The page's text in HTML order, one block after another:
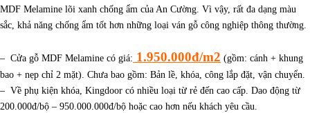
MDF Melamine lõi xanh chống ẩm của An Cường. Vì vậy, rất đa dạng màu
sắc, khả năng chống ẩm tốt hơn những loại ván gỗ công nghiệp thông thường.
– Cửa gỗ MDF Melamine có giá: 1.950.000đ/m2 (gồm: cánh + khung
bao + nẹp chỉ 2 mặt). Chưa bao gồm: Bản lề, khóa, công lắp đặt, vận chuyển.
– Về phụ kiện khóa, Kingdoor có nhiều loại từ rẻ đến cao cấp. Dao động từ
200.000đ/bộ – 950.000.000đ/bộ hoặc cao hơn nếu khách yêu cầu.